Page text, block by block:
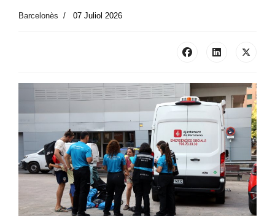
Barcelonès 07 Juliol 2026